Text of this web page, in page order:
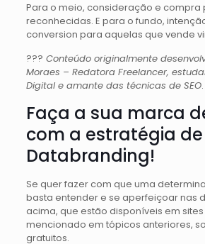
Para o meio, consideração e compra
reconhecidas. E para o fundo,
conversion para aquelas que vende
?‍?? Conteúdo originalmente
Moraes – Redatora Freelancer,
Digital e amante das técnicas de SEO.
Faça a sua marca
com a estratégia de
Databranding!
Se quer fazer com que uma
basta entender e se aperfeiçoar nas
acima, que estão disponíveis em
mencionado em tópicos anteriores,
gratuitos.